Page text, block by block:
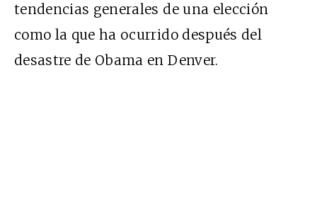
tendencias generales de una elección
como la que ha ocurrido después del
desastre de Obama en Denver.